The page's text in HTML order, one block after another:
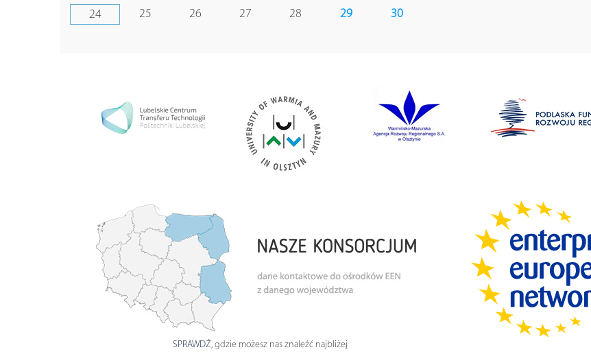
24
25 26 27 28 29 30
SPRAWDŹ, gdzie możesz nas znaleźć najbliżej